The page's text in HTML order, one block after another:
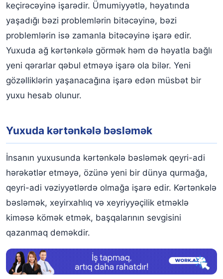
keçirəcəyinə işarədir. Ümumiyyətlə, həyatında
yaşadığı bəzi problemlərin bitəcəyinə, bəzi
problemlərin isə zamanla bitəcəyinə işarə edir.
Yuxuda ağ kərtənkələ görmək həm də həyatla bağlı
yeni qərarlar qəbul etməyə işarə ola bilər. Yeni
gözəlliklərin yaşanacağına işarə edən müsbət bir
yuxu hesab olunur.
Yuxuda kərtənkələ bəsləmək
İnsanın yuxusunda kərtənkələ bəsləmək qeyri-adi
hərəkətlər etməyə, özünə yeni bir dünya qurmağa,
qeyri-adi vəziyyətlərdə olmağa işarə edir. Kərtənkələ
bəsləmək, xeyirxahlıq və xeyriyyəçilik etməklə
kiməsə kömək etmək, başqalarının sevgisini
qazanmaq deməkdir.